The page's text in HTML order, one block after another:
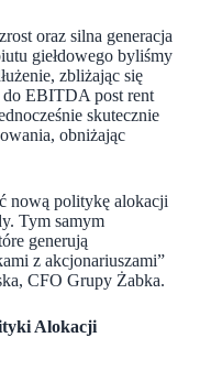
oraz silna generacja
giełdowego byliśmy
zbliżając się
do EBITDA post rent
skutecznie
obniżając
nową politykę alokacji
Tym samym
generują
z akcjonariuszami”
CFO Grupy Żabka.
Alokacji